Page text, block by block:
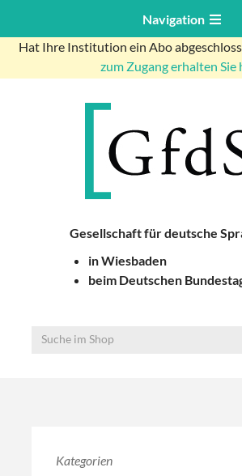
Navigation
Hat Ihre Institution ein Abo
zum Zugang erhalten Sie
Gesellschaft für deutsche
in Wiesbaden
beim Deutschen
Kategorien